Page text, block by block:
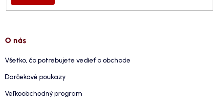
O nás
Všetko, čo potrebujete vedieť o obchode
Darčekové poukazy
Veľkoobchodný program